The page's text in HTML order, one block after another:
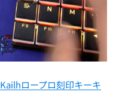
Kailhロープロ刻印キーキ